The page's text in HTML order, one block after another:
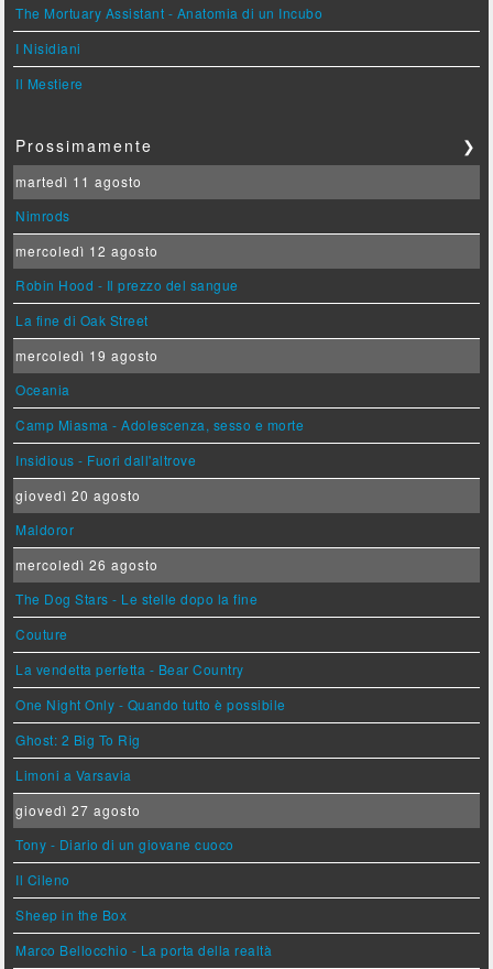
The Mortuary Assistant - Anatomia di un Incubo
I Nisidiani
Il Mestiere
Prossimamente ❯
martedì 11 agosto
Nimrods
mercoledì 12 agosto
Robin Hood - Il prezzo del sangue
La fine di Oak Street
mercoledì 19 agosto
Oceania
Camp Miasma - Adolescenza, sesso e morte
Insidious - Fuori dall'altrove
giovedì 20 agosto
Maldoror
mercoledì 26 agosto
The Dog Stars - Le stelle dopo la fine
Couture
La vendetta perfetta - Bear Country
One Night Only - Quando tutto è possibile
Ghost: 2 Big To Rig
Limoni a Varsavia
giovedì 27 agosto
Tony - Diario di un giovane cuoco
Il Cileno
Sheep in the Box
Marco Bellocchio - La porta della realtà